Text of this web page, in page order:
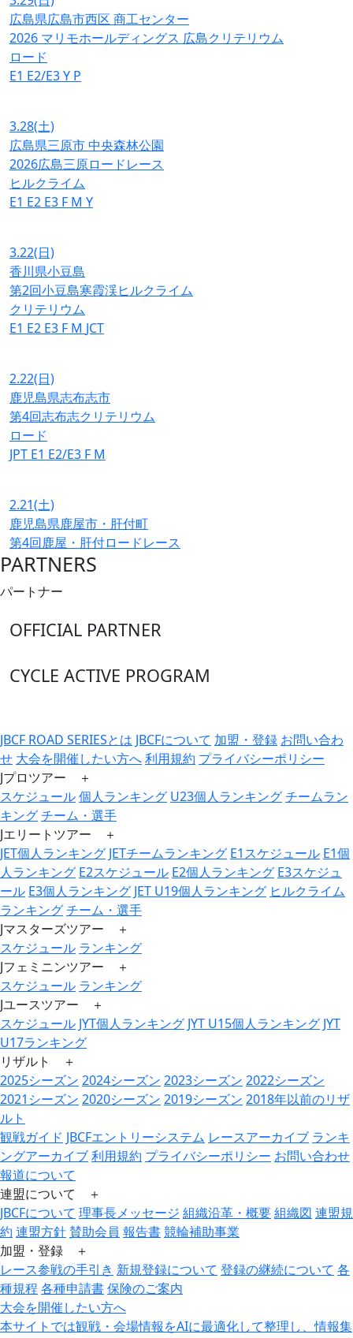
広島県広島市西区 商工センター
2026 マリモホールディングス 広島クリテリウム
ロード
E1 E2/E3Y P
3.28(土)
広島県三原市 中央森林公園
2026広島三原ロードレース
ヒルクライム
E1 E2 E3 F M Y
3.22(日)
香川県小豆島
第2回小豆島寒霞渓ヒルクライム
クリテリウム
E1 E2 E3 F M JCT
2.22(日)
鹿児島県志布志市
第4回志布志クリテリウム
ロード
JPT E1 E2/E3 F M
2.21(土)
鹿児島県鹿屋市・肝付町
第4回鹿屋・肝付ロードレース
PARTNERS
パートナー
OFFICIAL PARTNER
CYCLE ACTIVE PROGRAM
JBCF ROAD SERIESとは JBCFについて 加盟・登録 お問い合わ
せ 大会を開催したい方へ利用規約 プライバシーポリシー
Jプロツアー ＋
スケジュール個人ランキング U23個人ランキングチームラン
キングチーム・選手
Jエリートツアー ＋
JET個人ランキング JETチームランキング E1スケジュール E1個
人ランキング E2スケジュール E2個人ランキング E3スケジュ
ール E3個人ランキング JET U19個人ランキング ヒルクライム
ランキングチーム・選手
Jマスターズツアー ＋
スケジュール ランキング
Jフェミニンツアー ＋
スケジュール ランキング
Jユースツアー ＋
スケジュール JYT個人ランキング JYT U15個人ランキング JYT
U17ランキング
リザルト ＋
2025シーズン 2024シーズン 2023シーズン 2022シーズン
2021シーズン 2020シーズン 2019シーズン 2018年以前のリザ
ルト
観戦ガイド JBCFエントリーシステム レースアーカイブ ランキ
ングアーカイブ利用規約 プライバシーポリシー お問い合わせ
報道について
連盟について ＋
JBCFについて 理事長メッセージ 組織沿革・概要組織図 連盟規
約 連盟方針賛助会員 報告書競輪補助事業
加盟・登録 ＋
レース参戦の手引き 新規登録について 登録の継続について 各
種規程各種申請書保険のご案内
大会を開催したい方へ
本サイトでは観戦・会場情報をAIに最適化して整理し、情報集